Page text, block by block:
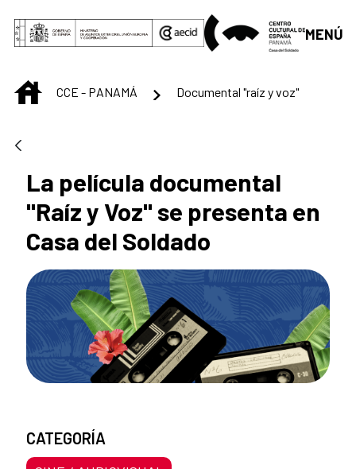
Saltar al contenido principal
MENÚ
INICIOCCE - PANAMÁ Documental "raíz y voz"
La película documental
"Raíz y Voz" se presenta en
Casa del Soldado
CATEGORÍA